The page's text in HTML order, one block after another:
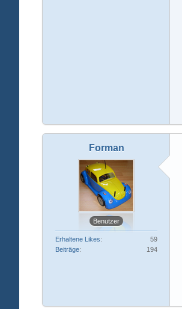
Forman
Benutzer
Erhaltene Likes
59
Beiträge
194